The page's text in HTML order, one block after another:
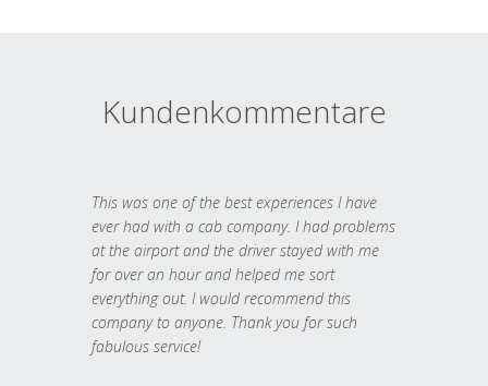
Kundenkommentare
This was one of the best experiences I have
ever had with a cab company. I had problems
at the airport and the driver stayed with me
for over an hour and helped me sort
everything out. I would recommend this
company to anyone. Thank you for such
fabulous service!